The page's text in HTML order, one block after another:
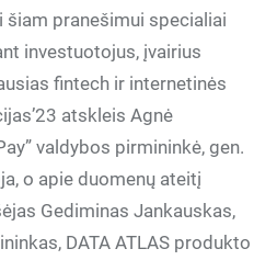
šiam pranešimui specialiai
investuotojus, įvairius
fintech ir internetinės
atskleis Agnė
valdybos pirmininkė, gen.
o apie duomenų ateitį
Gediminas Jankauskas,
DATA ATLAS produkto